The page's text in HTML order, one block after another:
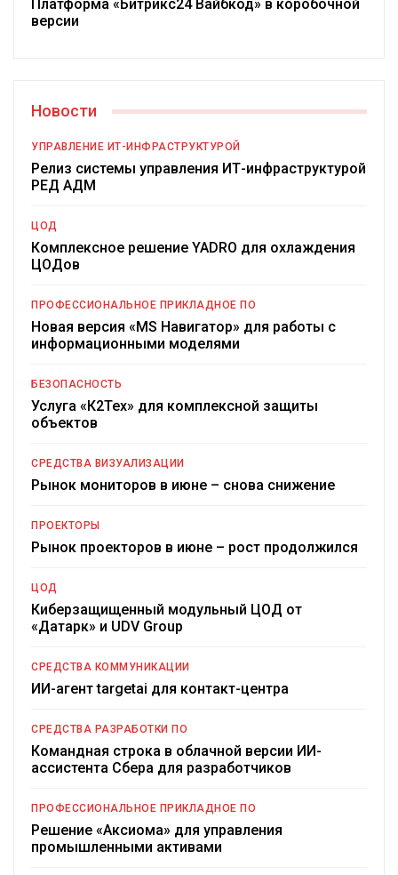
Платформа «Битрикс24 Вайбкод» в коробочной
версии
Новости
УПРАВЛЕНИЕ ИТ-ИНФРАСТРУКТУРОЙ
Релиз системы управления ИТ-инфраструктурой
РЕД АДМ
ЦОД
Комплексное решение YADRO для охлаждения
ЦОДов
ПРОФЕССИОНАЛЬНОЕ ПРИКЛАДНОЕ ПО
Новая версия «MS Навигатор» для работы с
информационными моделями
БЕЗОПАСНОСТЬ
Услуга «К2Тех» для комплексной защиты
объектов
СРЕДСТВА ВИЗУАЛИЗАЦИИ
Рынок мониторов в июне – снова снижение
ПРОЕКТОРЫ
Рынок проекторов в июне – рост продолжился
ЦОД
Киберзащищенный модульный ЦОД от
«Датарк» и UDV Group
СРЕДСТВА КОММУНИКАЦИИ
ИИ-агент targetai для контакт-центра
СРЕДСТВА РАЗРАБОТКИ ПО
Командная строка в облачной версии ИИ-
ассистента Сбера для разработчиков
ПРОФЕССИОНАЛЬНОЕ ПРИКЛАДНОЕ ПО
Решение «Аксиома» для управления
промышленными активами